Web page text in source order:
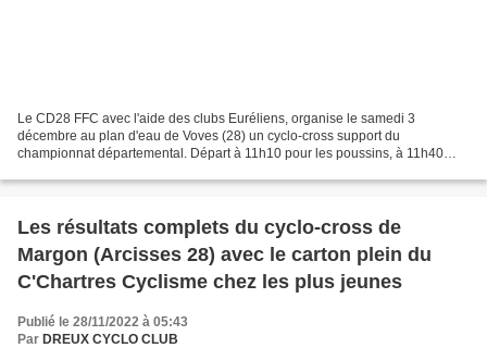
Le CD28 FFC avec l'aide des clubs Euréliens, organise le samedi 3
décembre au plan d'eau de Voves (28) un cyclo-cross support du
championnat départemental. Départ à 11h10 pour les poussins, à 11h40
Les résultats complets du cyclo-cross de
Margon (Arcisses 28) avec le carton plein du
C'Chartres Cyclisme chez les plus jeunes
Publié le 28/11/2022 à 05:43
Par DREUX CYCLO CLUB